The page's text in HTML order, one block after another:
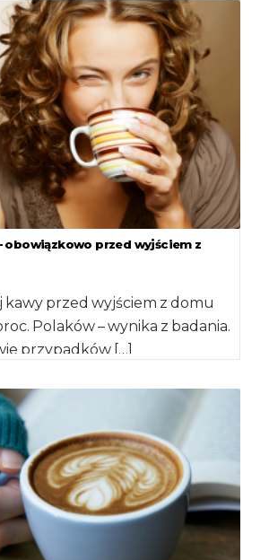
obowiązkowo przed wyjściem z
kawy przed wyjściem z domu
Polaków – wynika z badania.
przypadków […]